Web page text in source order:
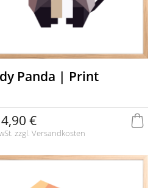
Panda | Print
€
zzgl. Versandkosten